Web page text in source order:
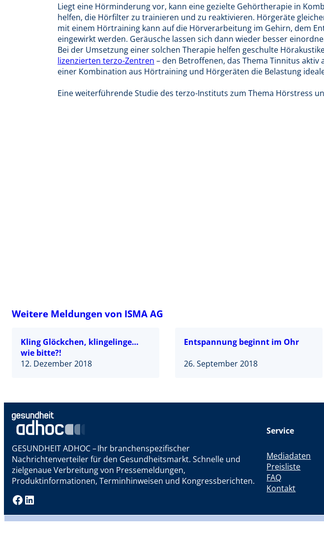
Liegt eine Hörminderung vor, kann eine gezielte Gehörtherapie in
helfen, die Hörfilter zu trainieren und zu reaktivieren. Hörgeräte
mit einem Hörtraining kann auf die Hörverarbeitung im Gehirn, dem
eingewirkt werden. Geräusche lassen sich dann wieder besser
Bei der Umsetzung einer solchen Therapie helfen geschulte
lizenzierten terzo-Zentren – den Betroffenen, das Thema Tinnitus
einer Kombination aus Hörtraining und Hörgeräten die Belastung
Eine weiterführende Studie des terzo-Instituts zum Thema Hörstress
Weitere Meldungen von ISMA AG
Kling Glöckchen, klingelinge…
wie bitte?!
12. Dezember 2018
Entspannung beginnt im Ohr
26. September 2018
GESUNDHEIT ADHOC – Ihr branchenspezifischer
Nachrichtenverteiler für den Gesundheitsmarkt. Schnelle und
zielgenaue Verbreitung von Pressemeldungen,
Produktinformationen, Terminhinweisen und Kongressberichten.
Facebook LinkedIn
Service
Mediadaten
Preisliste
FAQ
Kontakt